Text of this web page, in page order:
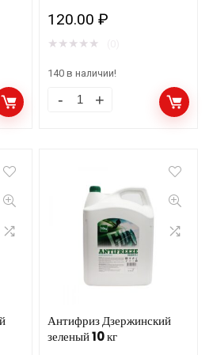
120.00₽
★ ★ ★ ★ ★
Антифриз
количество
140 в наличии!
Антифриз Дзержинский
зеленый 10 кг